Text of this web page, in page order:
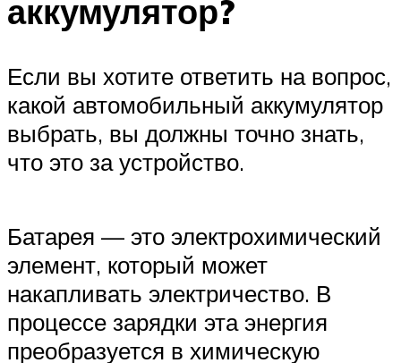
аккумулятор?
Если вы хотите ответить на вопрос,
какой автомобильный аккумулятор
выбрать, вы должны точно знать,
что это за устройство.
Батарея — это электрохимический
элемент, который может
накапливать электричество. В
процессе зарядки эта энергия
преобразуется в химическую